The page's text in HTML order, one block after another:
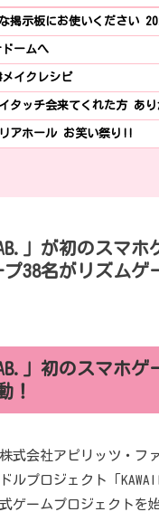
掲示板にお使いください
ドームへ
メイクレシピ
イタッチ会来てくれた方 あ
アホール お笑い祭り!!
」が初のスマホ
プ38名がリズムゲ
」初のスマホゲ
！
式会社アピリッツ・フ
ルプロジェクト「
ゲームプロジェクトを